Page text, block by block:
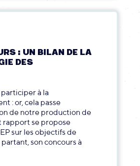
: UN BILAN DE LA
DES
à la
: or, cela passe
de notre production de
rapport se propose
sur les objectifs de
son concours à